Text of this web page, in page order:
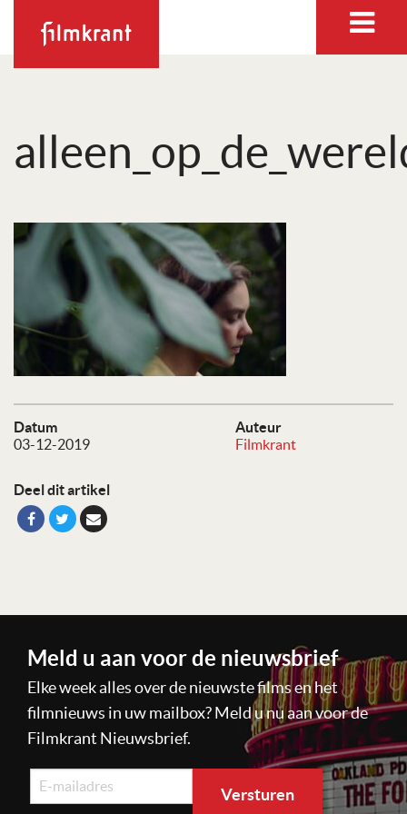
Datum
03-12-2019
Auteur
Filmkrant
Deel dit artikel
Meld u aan voor de nieuwsbrief
Elke week alles over de nieuwste films en het
filmnieuws in uw mailbox? Meld u nu aan voor de
Filmkrant Nieuwsbrief.